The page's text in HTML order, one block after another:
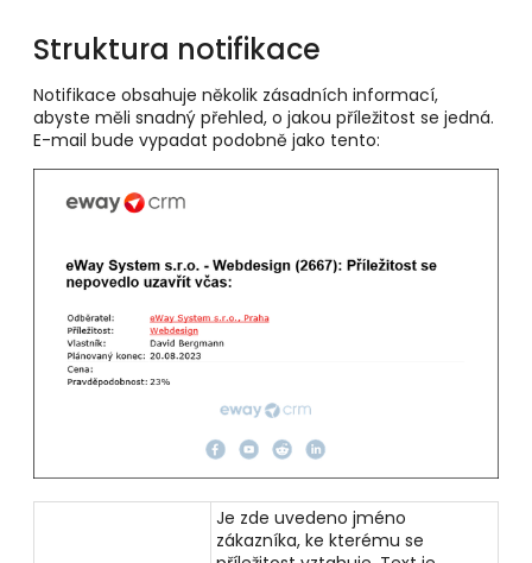
Struktura notifikace
Notifikace obsahuje několik zásadních informací,
abyste měli snadný přehled, o jakou příležitost se jedná.
E-mail bude vypadat podobně jako tento:
Je zde uvedeno jméno
zákazníka, ke kterému se